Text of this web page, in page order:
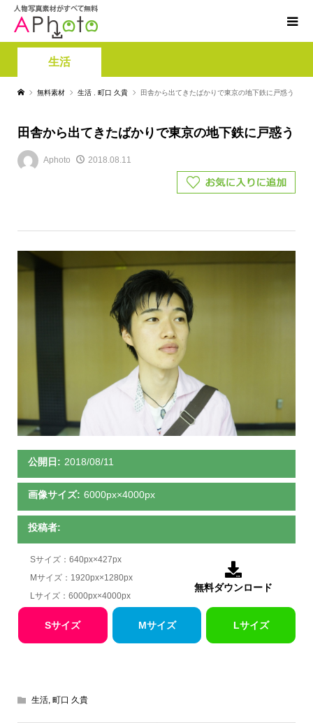
生活
無料素材 生活 町口 久貴 田舎から出てきたばかりで東京の地下鉄に戸惑う
田舎から出てきたばかりで東京の地下鉄に戸惑う
Aphoto 2018.08.11
公開日: 2018/08/11
画像サイズ: 6000px×4000px
投稿者:
Sサイズ：640px×427px
Mサイズ：1920px×1280px
Lサイズ：6000px×4000px

無料ダウンロード
Sサイズ Mサイズ Lサイズ
生活, 町口 久貴